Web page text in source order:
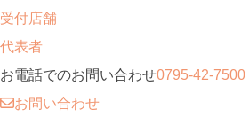
受付店舗
代表者
お電話でのお問い合わせ0795-42-7500
お問い合わせ